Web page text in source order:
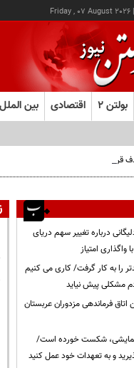
|
Friday , 07 August 2026
بولتن ۲ اقتصادی بین الملل
قرار گرفتن اتاق‌ فرماندهی مزدوران
درباره تغییر سهم دریای
امتیاز
را به کار گرفت/ کاری می کنیم
مشکلی پیش نیاید
فرماندهی مزدوران عربستان
نمایشی، شکست خورده است/
و به تعهدات خود عمل کنید